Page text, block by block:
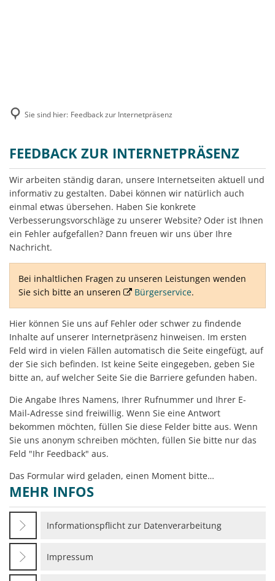
Sie sind hier: Feedback zur Internetpräsenz
Feedback
zur
Internetpräsenz
FEEDBACK ZUR INTERNETPRÄSENZ
Wir arbeiten ständig daran, unsere Internetseiten aktuell und
informativ zu gestalten. Dabei können wir natürlich auch
einmal etwas übersehen. Haben Sie konkrete
Verbesserungsvorschläge zu unserer Website? Oder ist Ihnen
ein Fehler aufgefallen? Dann freuen wir uns über Ihre
Nachricht.
Bei inhaltlichen Fragen zu unseren Leistungen wenden
Sie sich bitte an unseren
Bürgerservice.
Hier können Sie uns auf Fehler oder schwer zu findende
Inhalte auf unserer Internetpräsenz hinweisen. Im ersten
Feld wird in vielen Fällen automatisch die Seite eingefügt, auf
der Sie sich befinden. Ist keine Seite eingegeben, geben Sie
bitte an, auf welcher Seite Sie die Barriere gefunden haben.
Die Angabe Ihres Namens, Ihrer Rufnummer und Ihrer E-
Mail-Adresse sind freiwillig. Wenn Sie eine Antwort
bekommen möchten, füllen Sie diese Felder bitte aus. Wenn
Sie uns anonym schreiben möchten, füllen Sie bitte nur das
Feld "Ihr Feedback" aus.
Das Formular wird geladen, einen Moment bitte…
MEHR INFOS
Informationspflicht zur Datenverarbeitung
Impressum